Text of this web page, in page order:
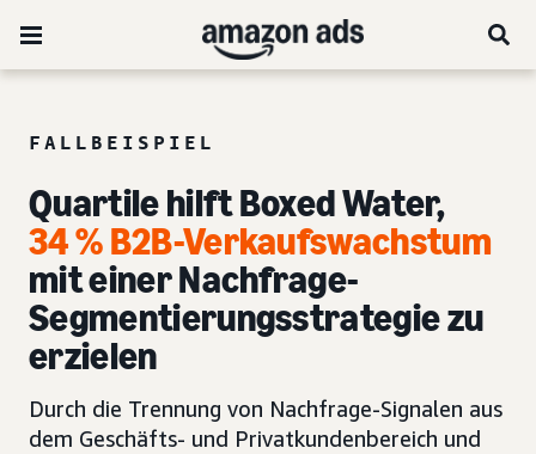
FALLBEISPIEL
Quartile hilft Boxed Water,
34 % B2B-Verkaufswachstum
mit einer Nachfrage-
Segmentierungsstrategie zu
erzielen
Durch die Trennung von Nachfrage-Signalen aus
dem Geschäfts- und Privatkundenbereich und